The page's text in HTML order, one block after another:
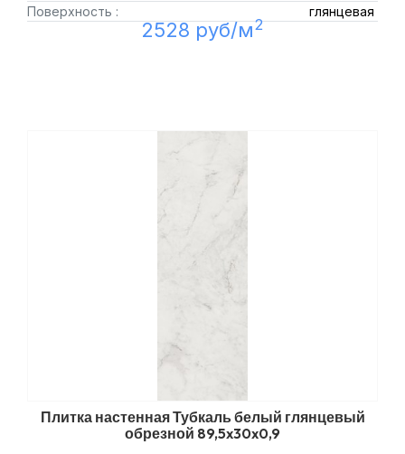
Поверхность :
глянцевая
2528 руб/м2
Плитка настенная Тубкаль белый глянцевый
обрезной 89,5x30x0,9